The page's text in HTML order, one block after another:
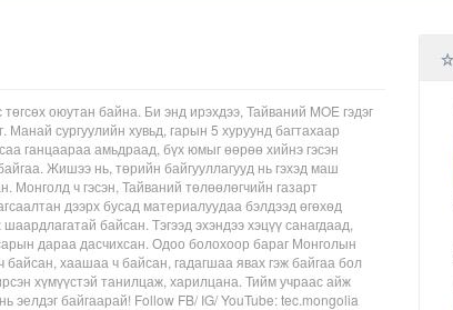
оюутан байна. Би энд ирэхдээ, Тайваний MOE гэдэг
сургуулийн хувьд, гарын 5 хуруунд багтахаар
ганцаараа амьдраад, бүх юмыг өөрөө хийнэ гэсэн
Жишээ нь, төрийн байгууллагууд нь гэхэд маш
Монголд ч гэсэн, Тайваний төлөөлөгчийн газарт
дээрх бусад материалуудаа бэлдээд өгөхөд
байсан. Тэгээд эхэндээ хэцүү санагдаад,
дараа дасчихсан. Одоо болохоор бараг Монголын
байсан, хаашаа ч байсан, гадагшаа явах гэж байгаа бол
хүмүүстэй танилцаж, харилцана. Тийм учраас айж
эелдэг байгаарай! Follow FB/ IG/ YouTube: tec.mongolia